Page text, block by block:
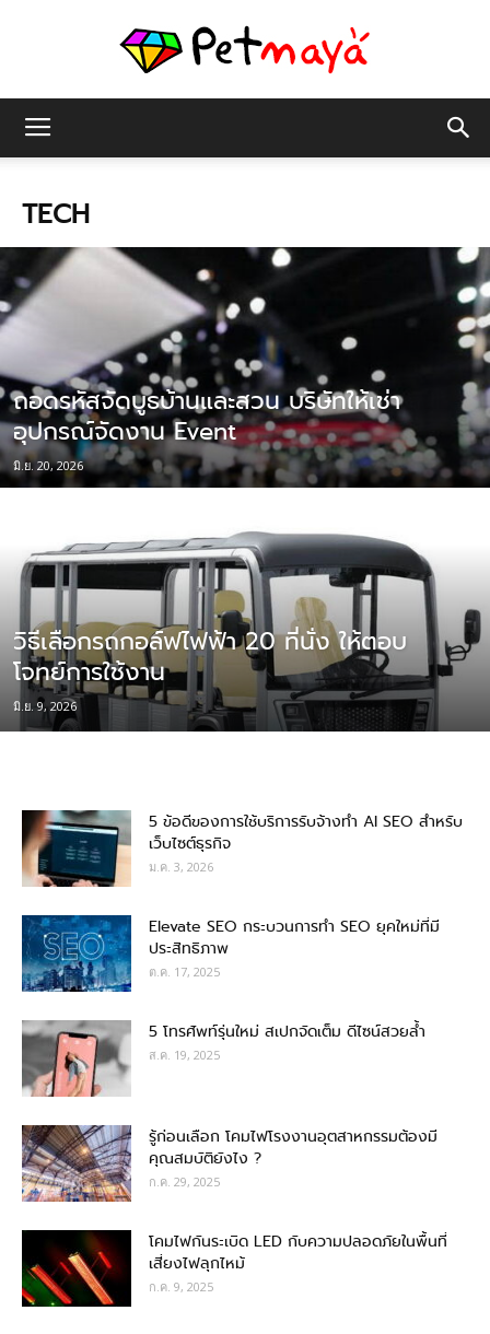
TECH
ถอดรหัสจัดบูธบ้านและสวน บริษัทให้เช่า
อุปกรณ์จัดงาน Event
มิ.ย. 20, 2026
วิธีเลือกรถกอล์ฟไฟฟ้า 20 ที่นั่ง ให้ตอบ
โจทย์การใช้งาน
มิ.ย. 9, 2026
5 ข้อดีของการใช้บริการรับจ้างทำ AI SEO สำหรับ
เว็บไซต์ธุรกิจ
ม.ค. 3, 2026
Elevate SEO กระบวนการทำ SEO ยุคใหม่ที่มี
ประสิทธิภาพ
ต.ค. 17, 2025
5 โทรศัพท์รุ่นใหม่ สเปกจัดเต็ม ดีไซน์สวยล้ำ
ส.ค. 19, 2025
รู้ก่อนเลือก โคมไฟโรงงานอุตสาหกรรมต้องมี
คุณสมบัติยังไง ?
ก.ค. 29, 2025
โคมไฟกันระเบิด LED กับความปลอดภัยในพื้นที่
เสี่ยงไฟลุกไหม้
ก.ค. 9, 2025